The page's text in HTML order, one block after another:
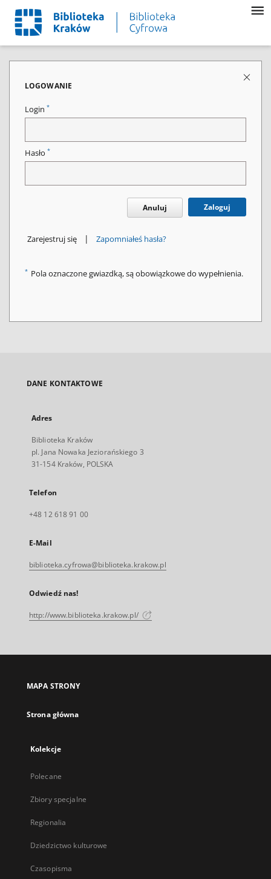
LOGOWANIE
Login *
Hasło *
Anuluj Zaloguj
Zarejestruj się | Zapomniałeś hasła?
* Pola oznaczone gwiazdką, są obowiązkowe do wypełnienia.
DANE KONTAKTOWE
Adres
Biblioteka Kraków
pl. Jana Nowaka Jeziorańskiego 3
31-154 Kraków, POLSKA
Telefon
+48 12 618 91 00
E-Mail
biblioteka.cyfrowa@biblioteka.krakow.pl
Odwiedź nas!
http://www.biblioteka.krakow.pl/
MAPA STRONY
Strona główna
Kolekcje
Polecane
Zbiory specjalne
Regionalia
Dziedzictwo kulturowe
Czasopisma